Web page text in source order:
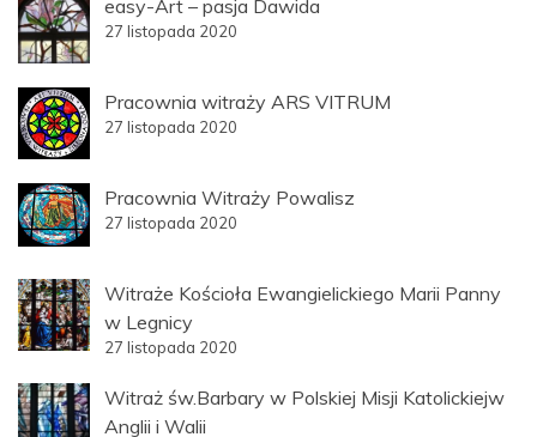
easy-Art – pasja Dawida
27 listopada 2020
Pracownia witraży ARS VITRUM
27 listopada 2020
Pracownia Witraży Powalisz
27 listopada 2020
Witraże Kościoła Ewangielickiego Marii Panny
w Legnicy
27 listopada 2020
Witraż św.Barbary w Polskiej Misji Katolickiejw
Anglii i Walii